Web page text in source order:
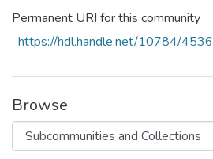
Permanent URI for this community
https://hdl.handle.net/10784/4536
Browse